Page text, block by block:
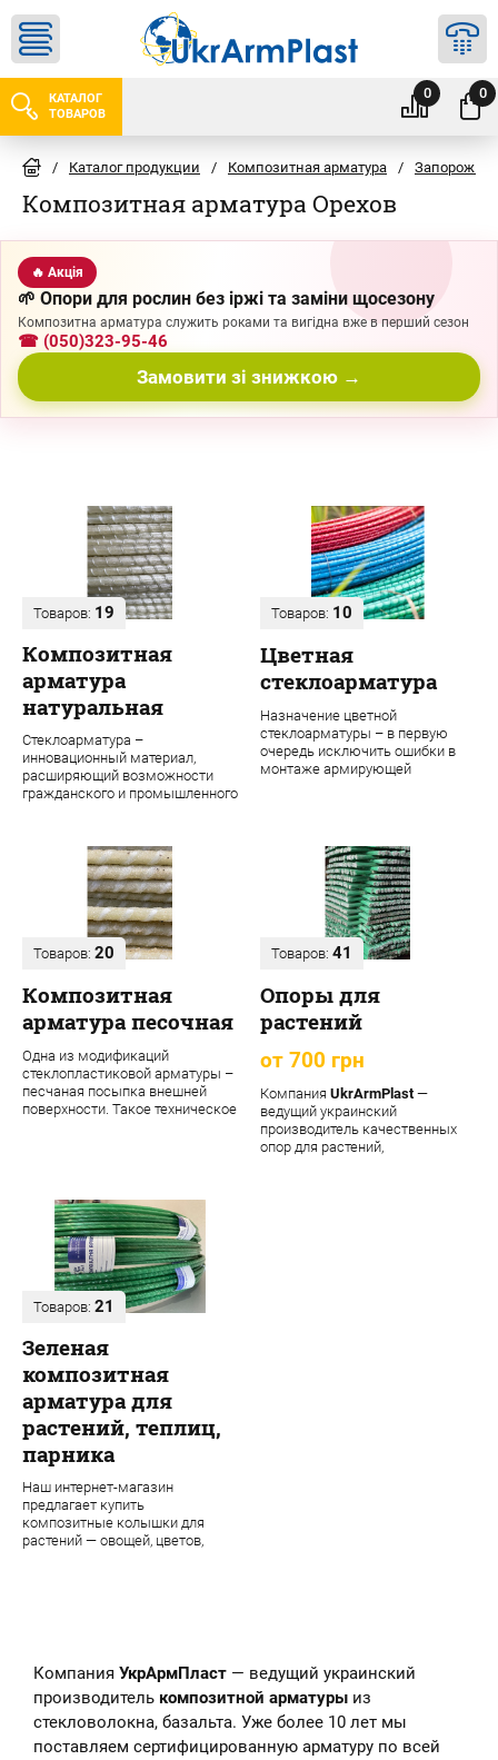
КАТАЛОГ
ТОВАРОВ
0 0
/ Каталог продукции / Композитная арматура / Запорожье
Композитная арматура Орехов
🔥 Акція
🌱 Опори для рослин без іржі та заміни щосезону
Композитна арматура служить роками та вигідна вже в перший сезон
☎ (050)323-95-46
Замовити зі знижкою →
Товаров: 19
Композитная
арматура
натуральная
Стеклоарматура –
инновационный материал,
расширяющий возможности
гражданского и промышленного
Товаров: 10
Цветная
стеклоарматура
Назначение цветной
стеклоарматуры – в первую
очередь исключить ошибки в
монтаже армирующей
Товаров: 20
Композитная
арматура песочная
Одна из модификаций
стеклопластиковой арматуры –
песчаная посыпка внешней
поверхности. Такое техническое
Товаров: 41
Опоры для
растений
от 700 грн
Компания UkrArmPlast—
ведущий украинский
производитель качественных
опор для растений,
Товаров: 21
Зеленая
композитная
арматура для
растений, теплиц,
парника
Наш интернет-магазин
предлагает купить
композитные колышки для
растений — овощей, цветов,
Компания УкрАрмПласт — ведущий украинский
производитель композитной арматуры из
стекловолокна, базальта. Уже более 10 лет мы
поставляем сертифицированную арматуру по всей